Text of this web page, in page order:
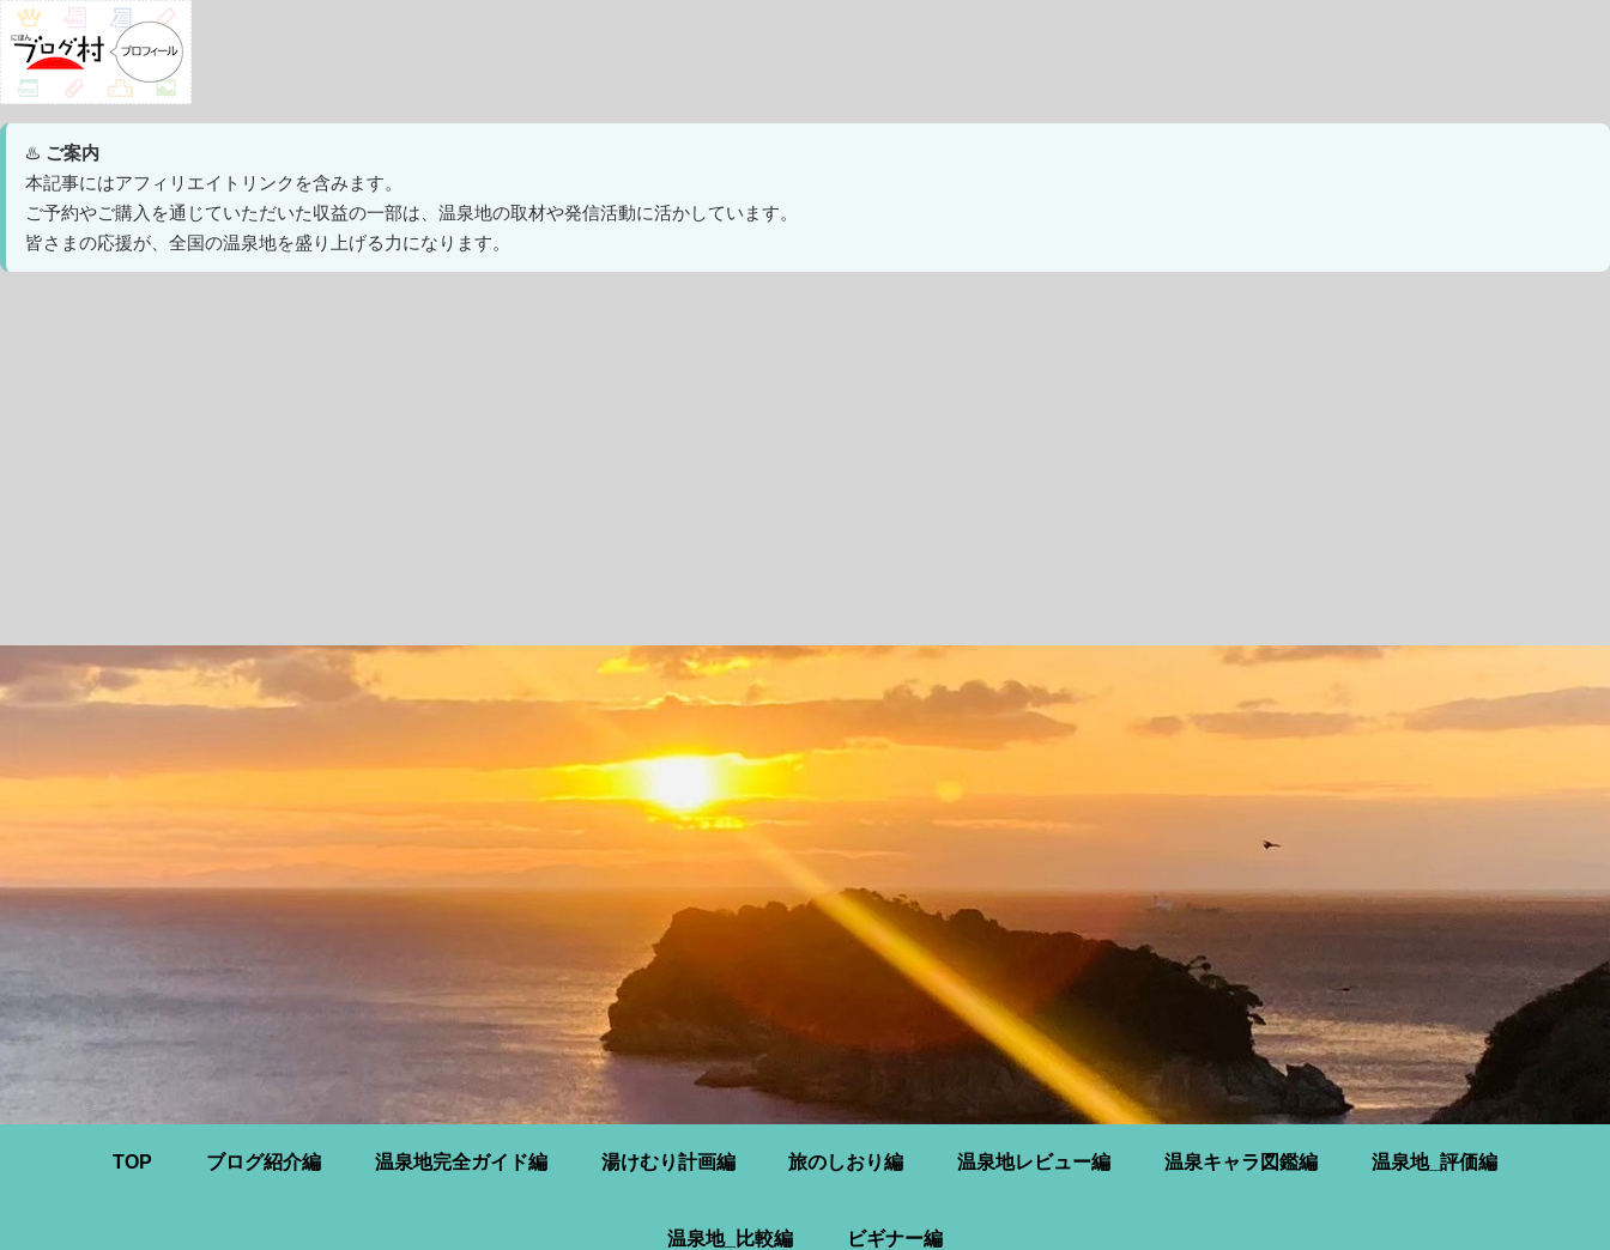
♨️ ご案内
本記事にはアフィリエイトリンクを含みます。
ご予約やご購入を通じていただいた収益の一部は、温泉地の取材や発信活動に活かしています。
皆さまの応援が、全国の温泉地を盛り上げる力になります。
TOP ブログ紹介編 温泉地完全ガイド編 湯けむり計画編 旅のしおり編 温泉地レビュー編 温泉キャラ図鑑編 温泉地_評価編
温泉地_比較編 ビギナー編